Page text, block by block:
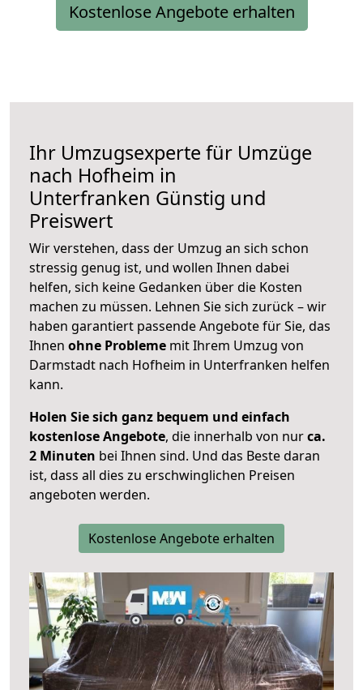
Kostenlose Angebote erhalten
Ihr Umzugsexperte für Umzüge
nach Hofheim in
Unterfranken Günstig und
Preiswert
Wir verstehen, dass der Umzug an sich schon
stressig genug ist, und wollen Ihnen dabei
helfen, sich keine Gedanken über die Kosten
machen zu müssen. Lehnen Sie sich zurück – wir
haben garantiert passende Angebote für Sie, das
Ihnen ohne Probleme mit Ihrem Umzug von
Darmstadt nach Hofheim in Unterfranken helfen
kann.
Holen Sie sich ganz bequem und einfach
kostenlose Angebote, die innerhalb von nurca.
2 Minuten bei Ihnen sind. Und das Beste daran
ist, dass all dies zu erschwinglichen Preisen
angeboten werden.
Kostenlose Angebote erhalten